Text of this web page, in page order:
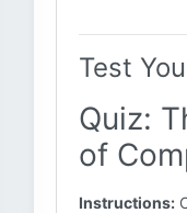
Test
Quiz:
of
Instructions: